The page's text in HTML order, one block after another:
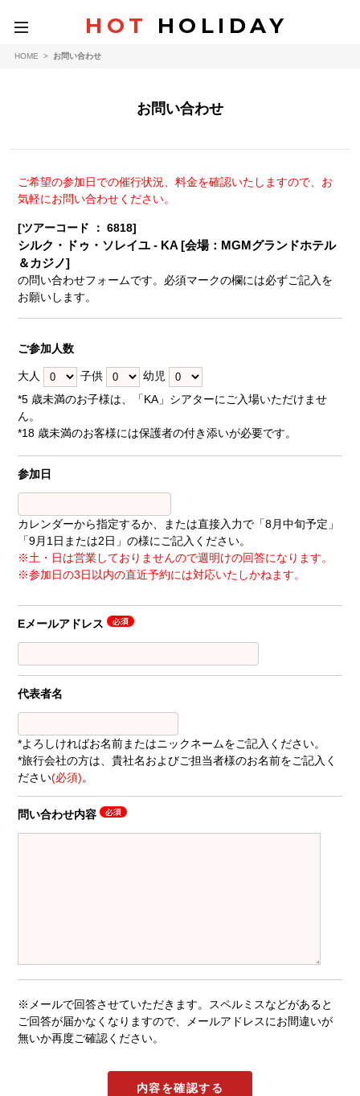
toggle
navigation
HOT HOLIDAY
HOME > お問い合わせ
お問い合わせ
ご希望の参加日での催行状況、料金を確認いたしますので、お
気軽にお問い合わせください。
[ツアーコード ： 6818]
シルク・ドゥ・ソレイユ - KA [会場：MGMグランドホテル
＆カジノ]
の問い合わせフォームです。必須マークの欄には必ずご記入を
お願いします。
ご参加人数
大人 子供
幼児
*5 歳未満のお子様は、「KA」シアターにご入場いただけませ
ん。
*18 歳未満のお客様には保護者の付き添いが必要です。
参加日
カレンダーから指定するか、または直接入力で「8月中旬予定」
「9月1日または2日」の様にご記入ください。
※土・日は営業しておりませんので週明けの回答になります。
※参加日の3日以内の直近予約には対応いたしかねます。
Eメールアドレス
代表者名
*よろしければお名前またはニックネームをご記入ください。
*旅行会社の方は、貴社名およびご担当者様のお名前をご記入く
ださい(必須)。
問い合わせ内容
※メールで回答させていただきます。スペルミスなどがあると
ご回答が届かなくなりますので、メールアドレスにお間違いが
無いか再度ご確認ください。